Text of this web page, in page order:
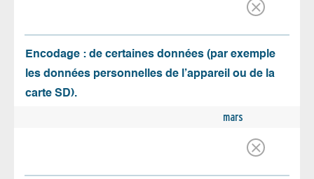
Encodage : de certaines données (par exemple
les données personnelles de l’appareil ou de la
carte SD).
mars